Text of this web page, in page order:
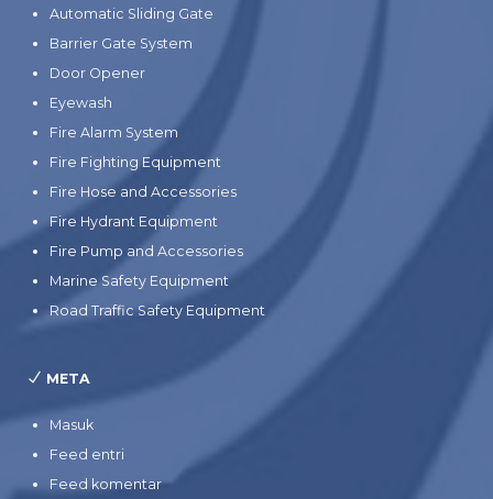
Automatic Sliding Gate
Barrier Gate System
Door Opener
Eyewash
Fire Alarm System
Fire Fighting Equipment
Fire Hose and Accessories
Fire Hydrant Equipment
Fire Pump and Accessories
Marine Safety Equipment
Road Traffic Safety Equipment
META
Masuk
Feed entri
Feed komentar